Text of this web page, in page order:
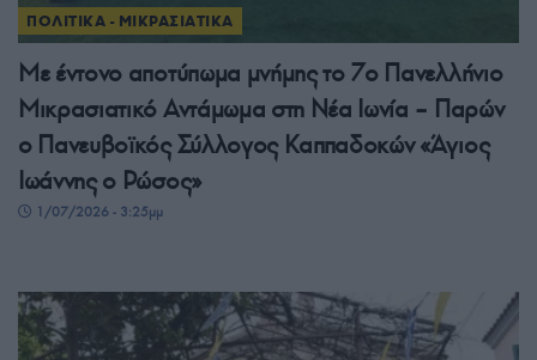
ΠΟΛΙΤΙΚΑ - ΜΙΚΡΑΣΙΑΤΙΚΑ
Με έντονο αποτύπωμα μνήμης το 7ο Πανελλήνιο
Μικρασιατικό Αντάμωμα στη Νέα Ιωνία – Παρών
ο Πανευβοϊκός Σύλλογος Καππαδοκών «Άγιος
Ιωάννης ο Ρώσος»
1/07/2026 - 3:25μμ